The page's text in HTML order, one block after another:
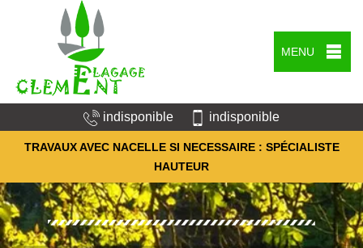
MENU
indisponible indisponible
TRAVAUX AVEC NACELLE SI NECESSAIRE : SPÉCIALISTE
HAUTEUR